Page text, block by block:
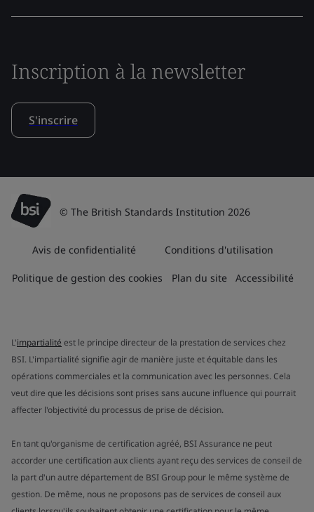
Inscription à la newsletter
S'inscrire
© The British Standards Institution 2026
Avis de confidentialité Conditions d'utilisation
Politique de gestion des cookies Plan du site Accessibilité
L'impartialité est le principe directeur de la prestation de services chez
BSI. L'impartialité signifie agir de manière juste et équitable dans les
opérations commerciales et la communication avec les personnes. Cela
veut dire que les décisions sont prises sans aucune influence qui pourrait
affecter l'objectivité du processus de prise de décision.
En tant qu'organisme de certification agréé, BSI Assurance ne peut
accorder une certification aux clients ayant reçu des services de conseil de
la part d'un autre département de BSI Group pour le même système de
gestion. De même, nous ne proposons pas de services de conseil aux